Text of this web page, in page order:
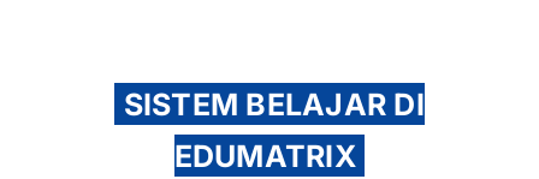
SISTEM BELAJAR DI
EDUMATRIX